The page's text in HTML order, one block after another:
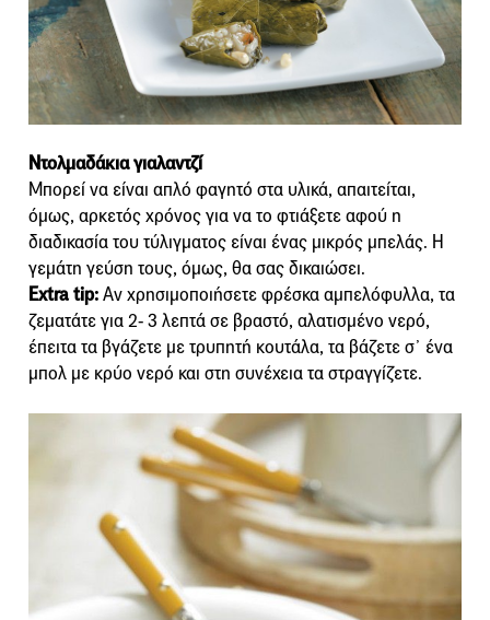
Ντολμαδάκια γιαλαντζί
Μπορεί να είναι απλό φαγητό στα υλικά, απαιτείται,
όμως, αρκετός χρόνος για να το φτιάξετε αφού η
διαδικασία του τύλιγματος είναι ένας μικρός μπελάς. Η
γεμάτη γεύση τους, όμως, θα σας δικαιώσει.
Extra tip:Αν χρησιμοποιήσετε φρέσκα αμπελόφυλλα, τα
ζεματάτε για 2- 3 λεπτά σε βραστό, αλατισμένο νερό,
έπειτα τα βγάζετε με τρυπητή κουτάλα, τα βάζετε σ᾿ ένα
μπολ με κρύο νερό και στη συνέχεια τα στραγγίζετε.